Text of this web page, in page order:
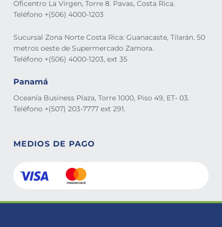
Oficentro La Virgen, Torre 8. Pavas, Costa Rica.
Teléfono +(506) 4000-1203
Sucursal Zona Norte Costa Rica: Guanacaste, Tilarán. 50
metros oeste de Supermercado Zamora.
Teléfono +(506) 4000-1203, ext 35
Panamá
Oceanía Business Plaza, Torre 1000, Piso 49, ET- 03.
Teléfono +(507) 203-7777 ext 291.
MEDIOS DE PAGO